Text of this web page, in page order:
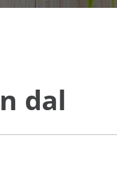
dal